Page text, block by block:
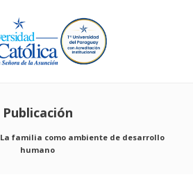
Publicación
La familia como ambiente de desarrollo
humano